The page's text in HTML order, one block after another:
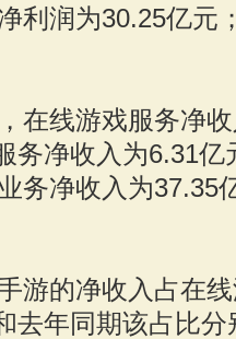
利润为30.25亿元
在线游戏服务净
务净收入为6.31
务净收入为37.35
游的净收入占在
去年同期该占比